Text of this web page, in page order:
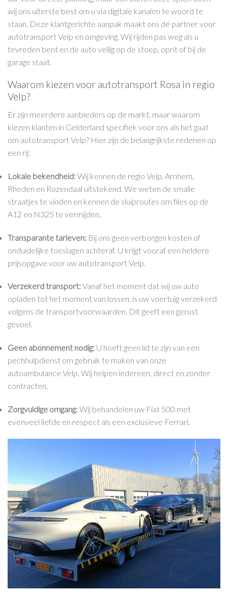
wij ons uiterste best om u via digitale kanalen te woord te
staan. Deze klantgerichte aanpak maakt ons dé partner voor
autotransport Velp en omgeving. Wij rijden pas weg als u
tevreden bent en de auto veilig op de stoep, oprit of bij de
garage staat.
Waarom kiezen voor autotransport Rosa in regio
Velp?
Er zijn meerdere aanbieders op de markt, maar waarom
kiezen klanten in Gelderland specifiek voor ons als het gaat
om autotransport Velp? Hier zijn de belangrijkste redenen op
een rij:
Lokale bekendheid:Wij kennen de regio Velp, Arnhem,
Rheden en Rozendaal uitstekend. We weten de smalle
straatjes te vinden en kennen de sluiproutes om files op de
A12 en N325 te vermijden.
Transparante tarieven: Bij ons geen verborgen kosten of
onduidelijke toeslagen achteraf. U krijgt vooraf een heldere
prijsopgave voor uw autotransport Velp.
Verzekerd transport:Vanaf het moment dat wij uw auto
opladen tot het moment van lossen, is uw voertuig verzekerd
volgens de transportvoorwaarden. Dit geeft een gerust
gevoel.
Geen abonnement nodig: U hoeft geen lid te zijn van een
pechhulpdienst om gebruik te maken van onze
autoambulance Velp. Wij helpen iedereen, direct en zonder
contracten.
Zorgvuldige omgang:Wij behandelen uw Fiat 500 met
evenveel liefde en respect als een exclusieve Ferrari.